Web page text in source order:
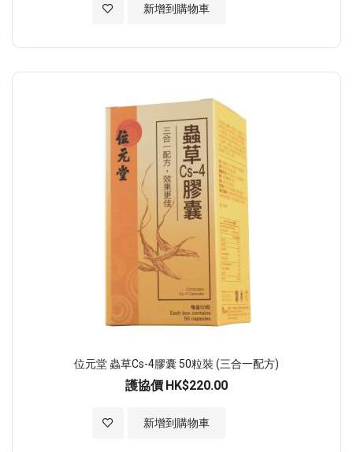
新增到購物車
加入至願望清單
位元堂 蟲草Cs-4膠囊 50粒裝 (三合一配方)
護協價 HK$220.00
新增到購物車
加入至願望清單